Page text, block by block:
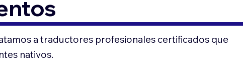
a traductores profesionales certificados que
nativos.